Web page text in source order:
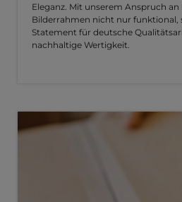
Eleganz. Mit unserem Anspruch an
Bilderrahmen nicht nur funktional,
Statement für deutsche
nachhaltige Wertigkeit.